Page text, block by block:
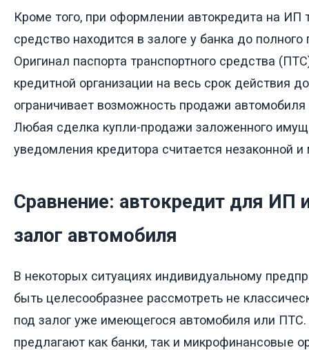
Кроме того, при оформлении автокредита на ИП
средство находится в залоге у банка до
Оригинал паспорта транспортного средства
кредитной организации на весь срок действия
ограничивает возможность продажи автомобиля
Любая сделка купли-продажи заложенного
уведомления кредитора считается незаконной
Сравнение: автокредит для ИП
залог автомобиля
В некоторых ситуациях индивидуальному
быть целесообразнее рассмотреть не
под залог уже имеющегося автомобиля или ПТС.
предлагают как банки, так и микрофинансовые